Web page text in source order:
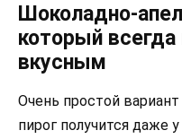
Шоколадно-
который всегда
вкусным
Очень простой
пирог получится даже